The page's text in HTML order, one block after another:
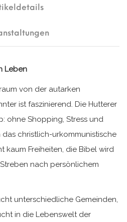
Leben
von der autarken
ist faszinierend. Die Hutterer
ohne Shopping, Stress und
christlich-urkommunistische
kaum Freiheiten, die Bibel wird
nach persönlichem
unterschiedliche Gemeinden,
in die Lebenswelt der